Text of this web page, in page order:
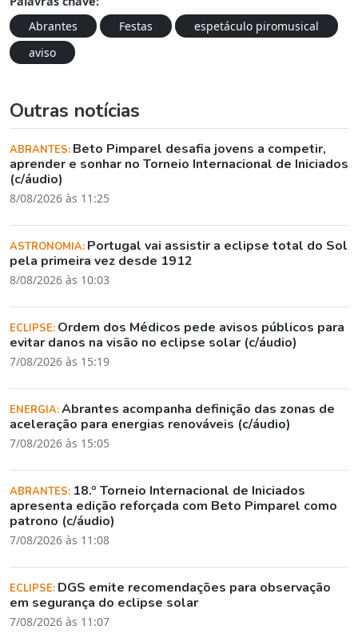
Abrantes
Festas
espetáculo piromusical
aviso
Outras notícias
ABRANTES: Beto Pimparel desafia jovens a competir,
aprender e sonhar no Torneio Internacional de Iniciados
(c/áudio)
8/08/2026 às 11:25
ASTRONOMIA: Portugal vai assistir a eclipse total do Sol
pela primeira vez desde 1912
8/08/2026 às 10:03
ECLIPSE: Ordem dos Médicos pede avisos públicos para
evitar danos na visão no eclipse solar (c/áudio)
7/08/2026 às 15:19
ENERGIA:Abrantes acompanha definição das zonas de
aceleração para energias renováveis (c/áudio)
7/08/2026 às 15:05
ABRANTES: 18.º Torneio Internacional de Iniciados
apresenta edição reforçada com Beto Pimparel como
patrono (c/áudio)
7/08/2026 às 11:08
ECLIPSE: DGS emite recomendações para observação
em segurança do eclipse solar
7/08/2026 às 11:07